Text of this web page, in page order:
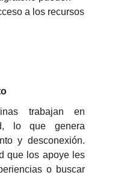
a los recursos
trabajan en
lo que genera
y desconexión.
que los apoye les
o buscar